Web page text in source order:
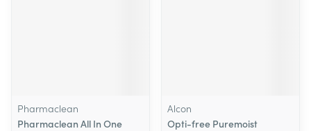
Pharmaclean
Pharmaclean All In One
Alcon
Opti-free Puremoist